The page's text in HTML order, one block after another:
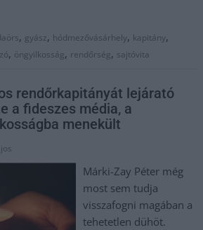
, gyász, hódmezővásárhely, kapitány,
, öngyilkosság, rendőrség, sajtóvita
rendőrkapitányát lejárató
a fideszes média, a
menekült
Márki-Zay Péter még
most sem tudja
visszafogni magában a
tehetetlen dühöt.